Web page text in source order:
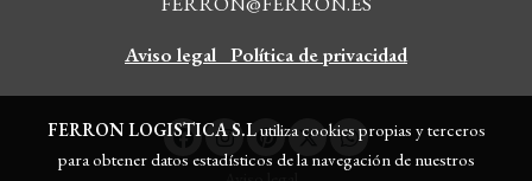
Aviso legal Política de privacidad
FERRON LOGISTICA S.Lutiliza cookies propias y terceros
para obtener datos estadísticos de la navegación de nuestros